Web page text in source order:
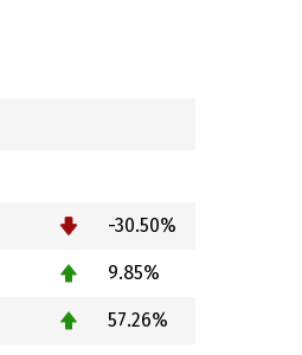
-30.50%
9.85%
57.26%